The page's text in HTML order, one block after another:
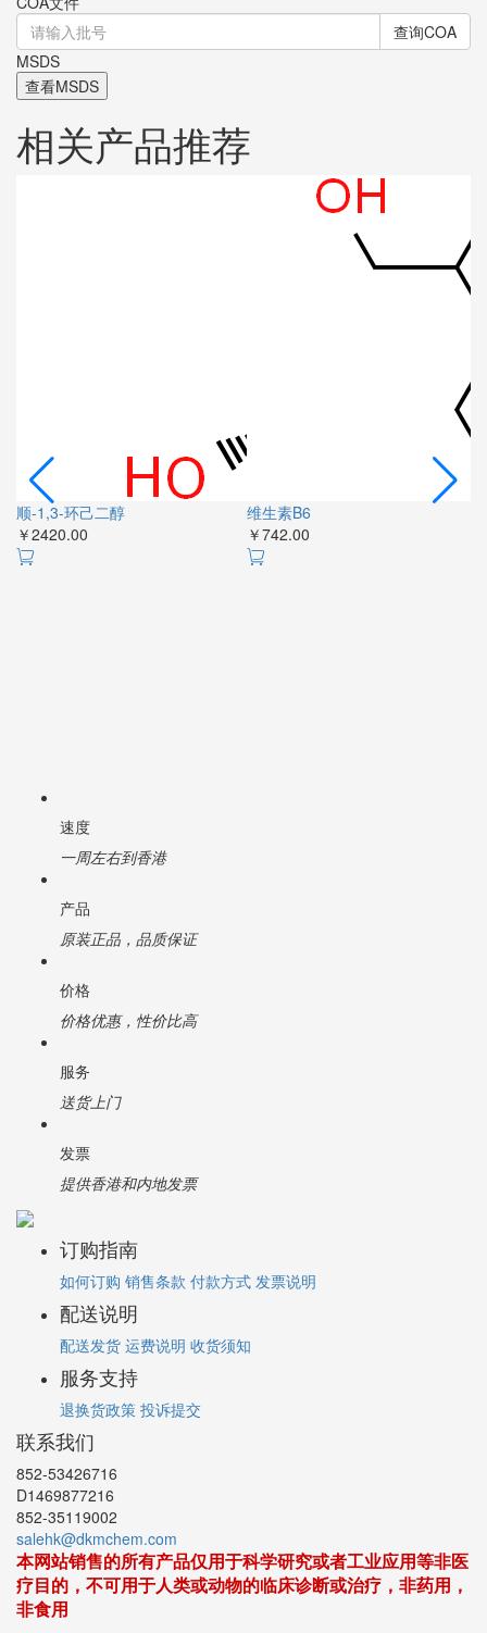
查询COA
MSDS
查看MSDS
相关产品推荐
顺-1,3-环己二醇
￥2420.00
维生素B6
￥742.00
速度
一周左右到香港
产品
原装正品，品质保证
价格
价格优惠，性价比高
服务
送货上门
发票
提供香港和内地发票
订购指南
如何订购 销售条款 付款方式 发票说明
配送说明
配送发货 运费说明 收货须知
服务支持
退换货政策 投诉提交
联系我们
852-53426716
D1469877216
852-35119002
salehk@dkmchem.com
本网站销售的所有产品仅用于科学研究或者工业应用等非医
疗目的，不可用于人类或动物的临床诊断或治疗，非药用，
非食用